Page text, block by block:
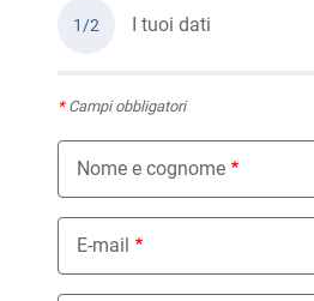
1/2 I tuoi dati
*Campi obbligatori
Nome e cognome
E-mail